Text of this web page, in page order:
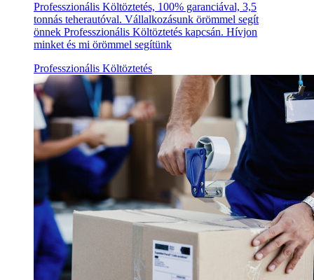
Professzionális Költöztetés, 100% garanciával, 3,5
tonnás teherautóval. Vállalkozásunk örömmel segít
önnek Professzionális Költöztetés kapcsán. Hívjon
minket és mi örömmel segítünk
Professzionális Költöztetés